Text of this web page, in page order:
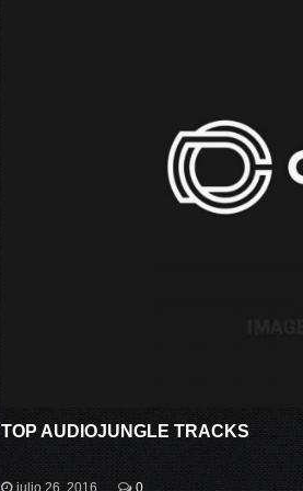
TOP AUDIOJUNGLE TRACKS
julio 26, 2016 0